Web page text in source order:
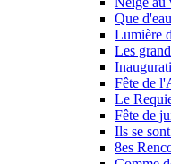
Que
Lumière
Les
Fête de
Le
Fête de
Ils se
8es